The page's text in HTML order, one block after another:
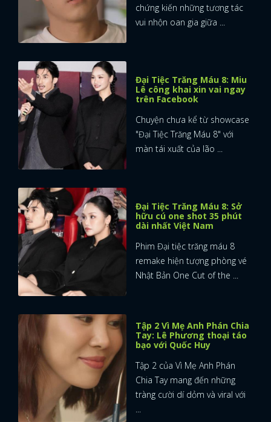
chứng kiến những tương tác
vui nhộn oan gia giữa ...
Đại Tiệc Trăng Máu 8: Miu
Lê công khai xin vai ngay
trên Facebook
Chuyện chưa kể từ showcase
"Đại Tiệc Trăng Máu 8" với
màn tái xuất của lão ...
Đại Tiệc Trăng Máu 8: Sở
hữu cú one shot 35 phút
dài nhất Việt Nam
Phim Đại tiệc trăng máu 8
remake hiện tượng phòng vé
Nhật Bản One Cut of the ...
Tập 2 Vì Mẹ Anh Phán Chia
Tay: Lê Phương thoại táo
bạo với Quốc Huy
Tập 2 của Vì Mẹ Anh Phán
Chia Tay mang đến những
tràng cười dí dỏm và viral với
...